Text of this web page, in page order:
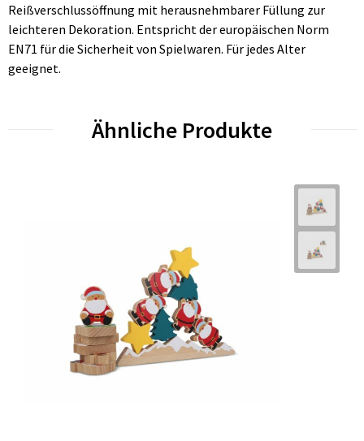
Reißverschlussöffnung mit herausnehmbarer Füllung zur
leichteren Dekoration. Entspricht der europäischen Norm
EN71 für die Sicherheit von Spielwaren. Für jedes Alter
geeignet.
Ähnliche Produkte